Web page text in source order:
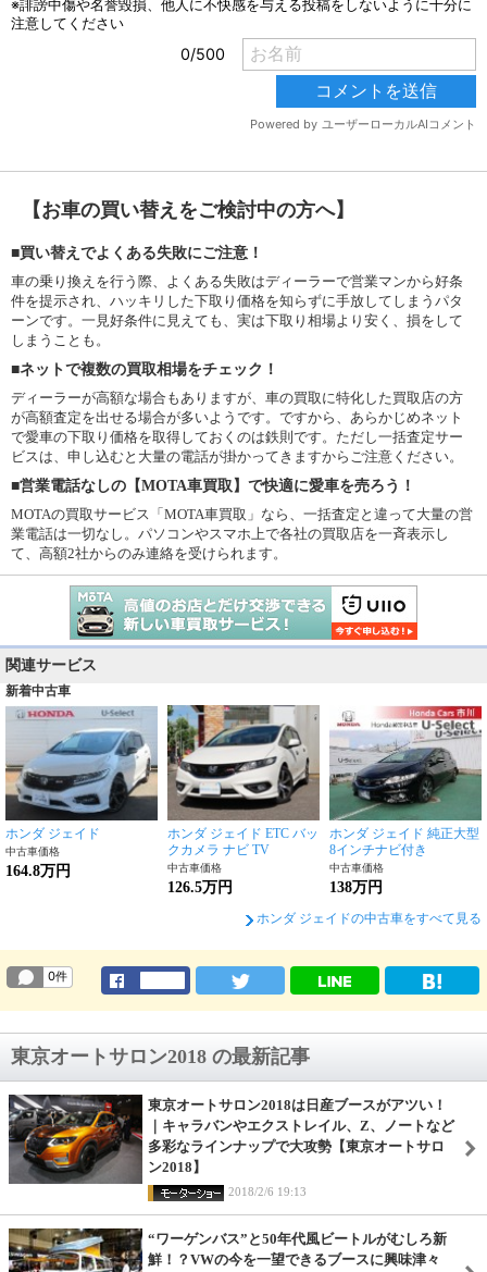
【お車の買い替えをご検討中の方へ】
■買い替えでよくある失敗にご注意！
車の乗り換えを行う際、よくある失敗はディーラーで営業マンから好条
件を提示され、ハッキリした下取り価格を知らずに手放してしまうパタ
ーンです。一見好条件に見えても、実は下取り相場より安く、損をして
しまうことも。
■ネットで複数の買取相場をチェック！
ディーラーが高額な場合もありますが、車の買取に特化した買取店の方
が高額査定を出せる場合が多いようです。ですから、あらかじめネット
で愛車の下取り価格を取得しておくのは鉄則です。ただし一括査定サー
ビスは、申し込むと大量の電話が掛かってきますからご注意ください。
■営業電話なしの【MOTA車買取】で快適に愛車を売ろう！
MOTAの買取サービス「MOTA車買取」なら、一括査定と違って大量の営
業電話は一切なし。パソコンやスマホ上で各社の買取店を一斉表示し
て、高額2社からのみ連絡を受けられます。
関連サービス
新着中古車
ホンダ ジェイド
中古車価格
164.8万円
ホンダ ジェイド ETC バッ
クカメラ ナビ TV
中古車価格
126.5万円
ホンダ ジェイド 純正大型
8インチナビ付き
中古車価格
138万円
ホンダ ジェイドの中古車をすべて見る
東京オートサロン2018 の最新記事
東京オートサロン2018は日産ブースがアツい！
｜キャラバンやエクストレイル、Z、ノートなど
多彩なラインナップで大攻勢【東京オートサロ
ン2018】
2018/2/6 19:13
“ワーゲンバス”と50年代風ビートルがむしろ新
鮮！？VWの今を一望できるブースに興味津々